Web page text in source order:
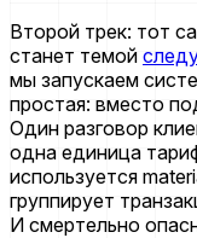
Второй трек: тот
станет темой
мы запускаем
простая: вместо
Один разговор
одна единица
используется
группирует
И смертельно